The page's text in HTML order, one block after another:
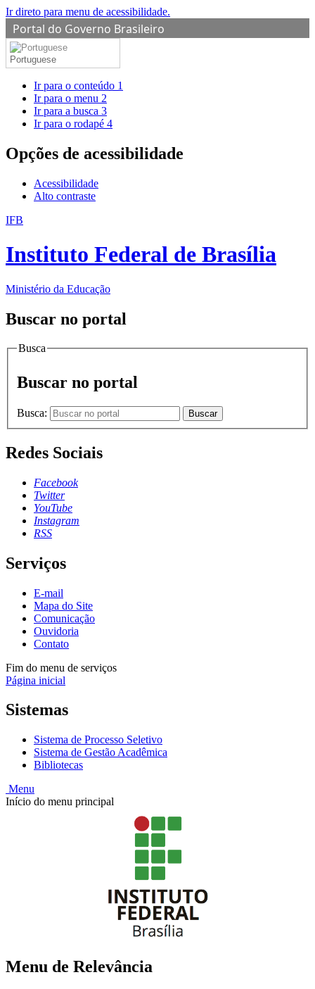
Ir direto para menu de acessibilidade.
Portal do Governo Brasileiro
Portuguese
Ir para o conteúdo 1
Ir para o menu 2
Ir para a busca 3
Ir para o rodapé 4
Opções de acessibilidade
Acessibilidade
Alto contraste
IFB
Instituto Federal de Brasília
Ministério da Educação
Buscar no portal
Busca
Buscar no portal
Busca: Buscar
Redes Sociais
Facebook
Twitter
YouTube
Instagram
RSS
Serviços
E-mail
Mapa do Site
Comunicação
Ouvidoria
Contato
Fim do menu de serviços
Página inicial
Sistemas
Sistema de Processo Seletivo
Sistema de Gestão Acadêmica
Bibliotecas
Menu
Início do menu principal
Menu de Relevância